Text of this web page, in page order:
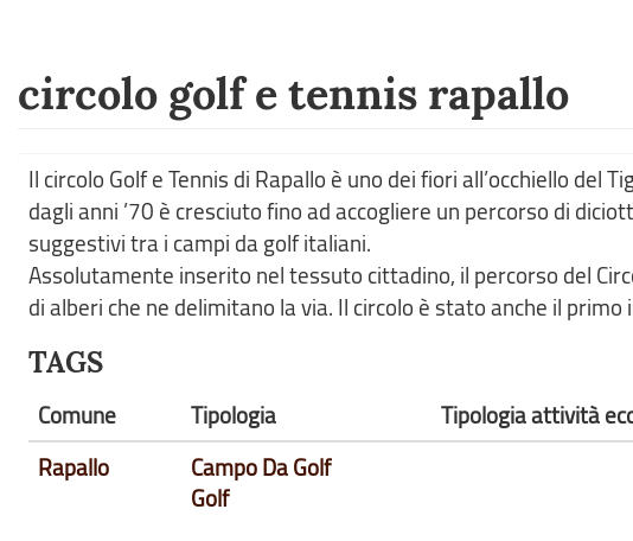
circolo golf e tennis rapallo
Il circolo Golf e Tennis di Rapallo è uno dei fiori all’occhiello del
dagli anni ’70 è cresciuto fino ad accogliere un percorso di
suggestivi tra i campi da golf italiani.
Assolutamente inserito nel tessuto cittadino, il percorso del
di alberi che ne delimitano la via. Il circolo è stato anche il
TAGS
Comune Tipologia Tipologia attività
Rapallo
Campo Da Golf
Golf